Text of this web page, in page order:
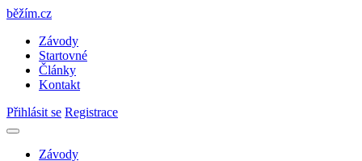
běžím.cz
Závody
Startovné
Články
Kontakt
Přihlásit se Registrace
Závody